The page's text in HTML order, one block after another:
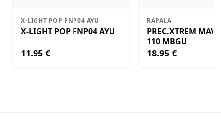
X-LIGHT POP FNP04 AYU
X-LIGHT POP FNP04 AYU
11.95 €
RAPALA
PREC.XTREM
110 MBGU
18.95 €